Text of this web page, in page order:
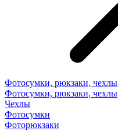
Фотосумки, рюкзаки, чехлы
Фотосумки, рюкзаки, чехлы
Чехлы
Фотосумки
Фоторюкзаки